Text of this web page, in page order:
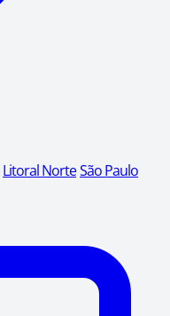
Litoral NorteSão Paulo